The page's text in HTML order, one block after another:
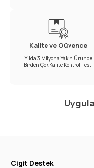
Kalite ve Güvence
Yılda 3 Milyona Yakın Üründe
Birden Çok Kalite Kontrol Testi
Cigit Destek